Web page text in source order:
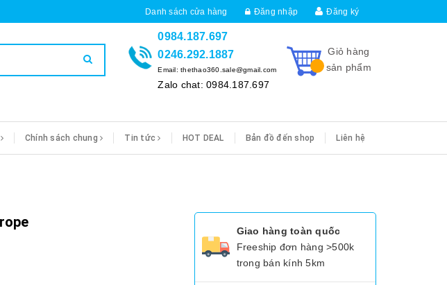
Danh sách cửa hàng Đăng nhập Đăng ký
Giỏ hàng
sản phẩm
0984.187.697
0246.292.1887
Email: thethao360.sale@gmail.com
Zalo chat: 0984.187.697
Chính sách chung Tin tức HOT DEAL Bản đồ đến shop Liên hệ
Giao hàng toàn quốc
Freeship đơn hàng >500k
trong bán kính 5km